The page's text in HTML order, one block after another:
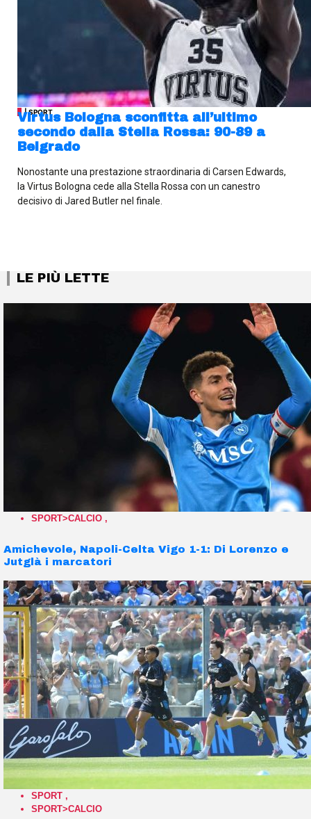
| SPORT
Virtus Bologna sconfitta all’ultimo
secondo dalla Stella Rossa: 90-89 a
Belgrado
Nonostante una prestazione straordinaria di Carsen Edwards,
la Virtus Bologna cede alla Stella Rossa con un canestro
decisivo di Jared Butler nel finale.
LE PIÙ LETTE
SPORT>CALCIO ,
Amichevole, Napoli-Celta Vigo 1-1: Di Lorenzo e
Jutglà i marcatori
SPORT ,
SPORT>CALCIO